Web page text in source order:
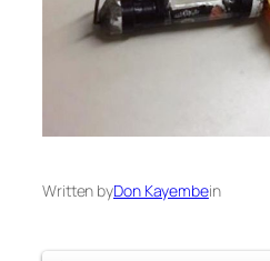
Written byDon Kayembein